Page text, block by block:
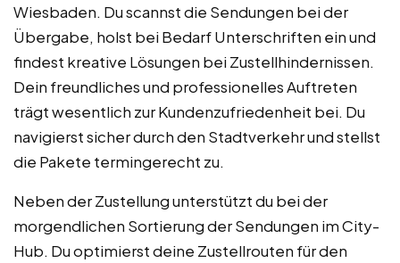
Wiesbaden. Du scannst die Sendungen bei der
Übergabe, holst bei Bedarf Unterschriften ein und
findest kreative Lösungen bei Zustellhindernissen.
Dein freundliches und professionelles Auftreten
trägt wesentlich zur Kundenzufriedenheit bei. Du
navigierst sicher durch den Stadtverkehr und stellst
die Pakete termingerecht zu.
Neben der Zustellung unterstützt du bei der
morgendlichen Sortierung der Sendungen im City-
Hub. Du optimierst deine Zustellrouten für den